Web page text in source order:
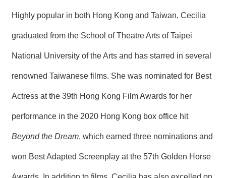
Highly popular in both Hong Kong and Taiwan, Cecilia
graduated from the School of Theatre Arts of Taipei
National University of the Arts and has starred in several
renowned Taiwanese films. She was nominated for Best
Actress at the 39th Hong Kong Film Awards for her
performance in the 2020 Hong Kong box office hit
Beyond the Dream, which earned three nominations and
won Best Adapted Screenplay at the 57th Golden Horse